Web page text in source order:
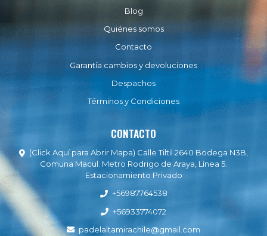
Blog
Quiénes somos
Contacto
Garantía cambios y devoluciones
Despachos
Términos y Condiciones
CONTACTO
(Click Aquí para Abrir Mapa) Calle Tiltil 2640 Bodega N3B,
Comuna Macul. Metro Rodrigo de Araya, Línea 5.
Estacionamiento Privado
+56987764538
+56933774072
padelaltamirachile@gmail.com